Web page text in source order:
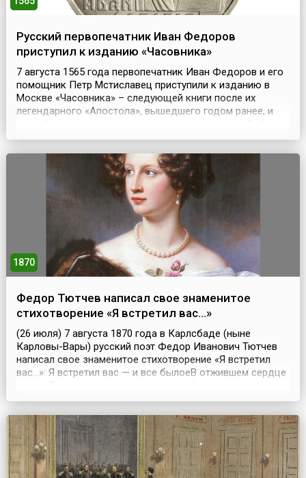
Русский первопечатник Иван Федоров
приступил к изданию «Часовника»
7 августа 1565 года первопечатник Иван Федоров и его
помощник Петр Мстиславец приступили к изданию в
Москве «Часовника» – следующей книги после их
легендарного «Апостола», вышедшего годом ранее, и
завершили в конце сентября. «Часовник», сборник
обучении грамоте, разошелся быстро, после чего посл...
1870
Федор Тютчев написал свое знаменитое
стихотворение «Я встретил вас…»
(26 июля) 7 августа 1870 года в Карлсбаде (ныне
Карловы-Вары) русский поэт Федор Иванович Тютчев
написал свое знаменитое стихотворение «Я встретил
вас…»: Я встретил вас — и все былоеВ отжившем сердце
тепло…Как поздней осени пороюБывают дни, бывает
нас, —Так, весь обвеян д...